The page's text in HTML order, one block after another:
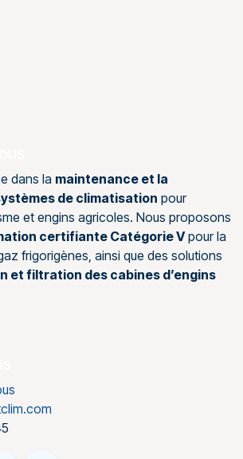
dans la maintenance et la
de climatisation pour
et engins agricoles. Nous proposons
certifiante Catégorie Vpour la
frigorigènes, ainsi que des solutions
et filtration des cabines d’engins